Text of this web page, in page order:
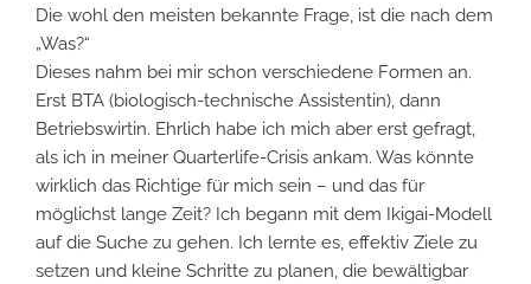
Die wohl den meisten bekannte Frage, ist die nach dem
„Was?“
Dieses nahm bei mir schon verschiedene Formen an.
Erst BTA (biologisch-technische Assistentin), dann
Betriebswirtin. Ehrlich habe ich mich aber erst gefragt,
als ich in meiner Quarterlife-Crisis ankam. Was könnte
wirklich das Richtige für mich sein – und das für
möglichst lange Zeit? Ich begann mit dem Ikigai-Modell
auf die Suche zu gehen. Ich lernte es, effektiv Ziele zu
setzen und kleine Schritte zu planen, die bewältigbar